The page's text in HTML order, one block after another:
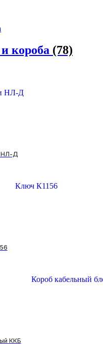
короба (78)
НЛ-Д
ККБ